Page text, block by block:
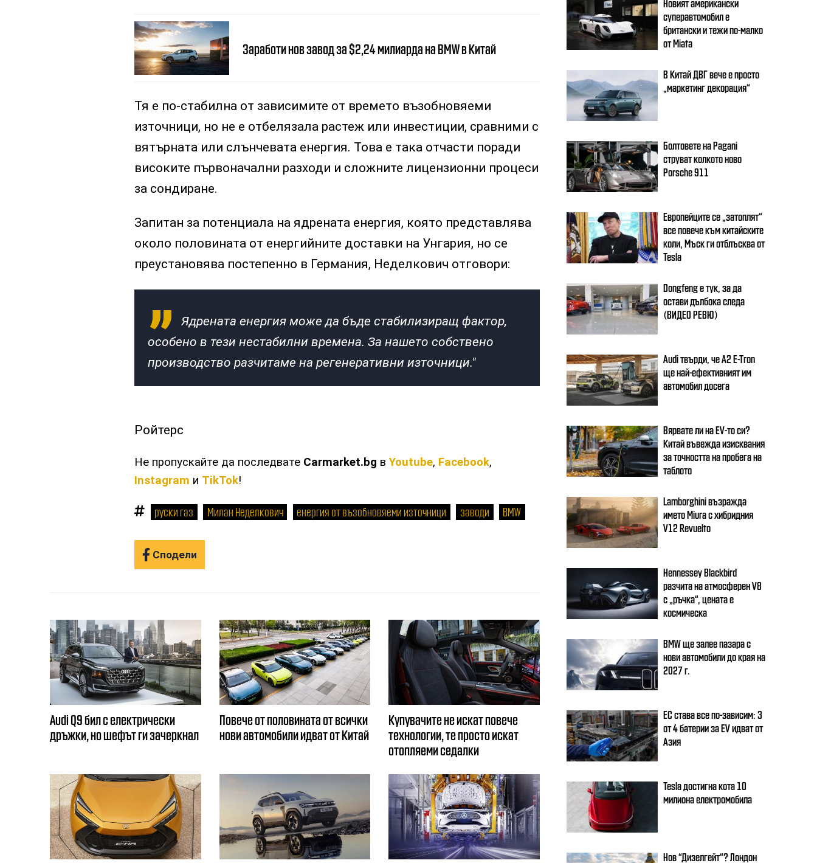
Заработи нов завод за $2,24 милиарда на BMW в Китай
Тя е по-стабилна от зависимите от времето възобновяеми
източници, но не е отбелязала растеж или инвестиции, сравними с
вятърната или слънчевата енергия. Това е така отчасти поради
високите първоначални разходи и сложните лицензионни процеси
за сондиране.
Запитан за потенциала на ядрената енергия, която представлява
около половината от енергийните доставки на Унгария, но се
преустановява постепенно в Германия, Неделкович отговори:
Ядрената енергия може да бъде стабилизиращ фактор,
особено в тези нестабилни времена. За нашето собствено
производство разчитаме на регенеративни източници."
Ройтерс
Не пропускайте да последвате Carmarket.bg вYoutube, Facebook,
Instagram и TikTok!
руски газ Милан Неделкович енергия от възобновяеми източници заводи BMW
Сподели
суперавтомобил е
британски и тежи по-малко
от Miata
В Китай ДВГ вече е просто
„маркетинг декорация“
Болтовете на Pagani
струват колкото ново
Porsche 911
Европейците се „затоплят“
все повече към китайските
коли, Мъск ги отблъсква от
Tesla
Dongfeng e тук, за да
остави дълбока следа
(ВИДЕО РЕВЮ)
Audi твърди, че A2 E-Tron
ще най-ефективният им
автомобил досега
Вярвате ли на EV-то си?
Китай въвежда изисквания
за точността на пробега на
таблото
Lamborghini възражда
името Miura с хибридния
V12 Revuelto
Hennessey Blackbird
разчита на атмосферен V8
с „ръчка“, цената е
космическа
BMW ще залее пазара с
нови автомобили до края на
2027 г.
ЕС става все по-зависим: 3
от 4 батерии за EV идват от
Азия
Tesla достигна кота 10
милиона електромобила
Нов “Дизелгейт“? Лондон
Audi Q9 бил с електрически
дръжки, но шефът ги зачеркнал
Повече от половината от всички
нови автомобили идват от Китай
Купувачите не искат повече
технологии, те просто искат
отопляеми седалки